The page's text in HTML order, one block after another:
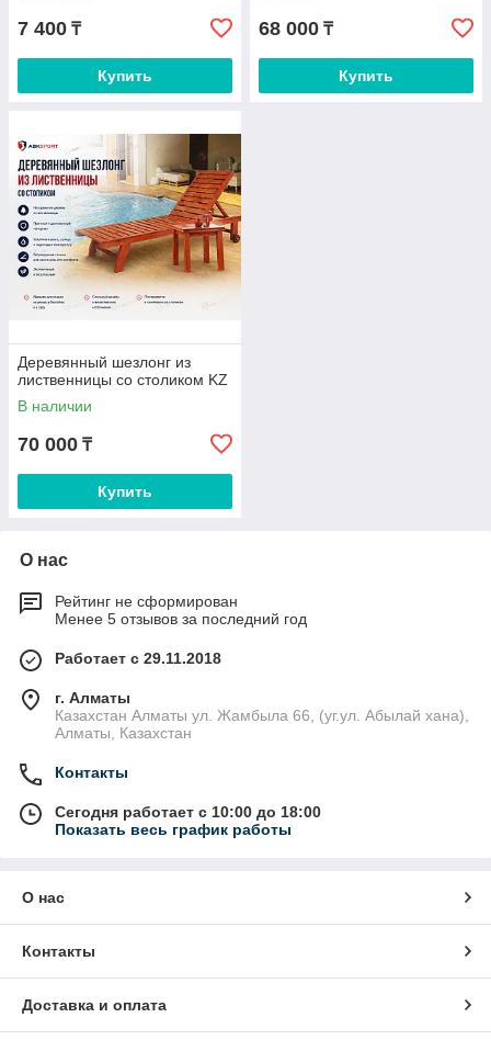
7 400 ₸
Купить
68 000 ₸
Купить
Деревянный шезлонг из
лиственницы со столиком KZ
В наличии
70 000 ₸
Купить
О нас
Рейтинг не сформирован
Менее 5 отзывов за последний год
Работает с 29.11.2018
г. Алматы
Казахстан Алматы ул. Жамбыла 66, (уг.ул. Абылай хана),
Алматы, Казахстан
Контакты
Сегодня работает с 10:00 до 18:00
Показать весь график работы
О нас
Контакты
Доставка и оплата